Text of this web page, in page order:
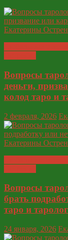
Вопросы
деньги,
колод таро и
2 февраля, 2026
Вопросы
брать
таро и
24 января, 2026